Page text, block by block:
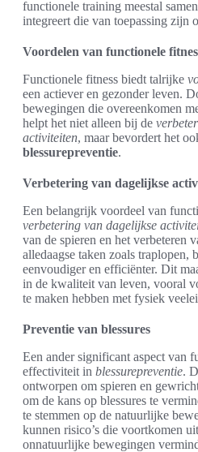
functionele training meestal
integreert die van toepassing zijn
Voordelen van functionele
Functionele fitness biedt talrijke
een actiever en gezonder leven.
bewegingen die overeenkomen
helpt het niet alleen bij de
activiteiten, maar bevordert het
blessurepreventie.
Verbetering van dagelijkse
Een belangrijk voordeel van
verbetering van dagelijkse
van de spieren en het verbeteren
alledaagse taken zoals traplopen,
eenvoudiger en efficiënter. Dit
in de kwaliteit van leven, vooral
te maken hebben met fysiek
Preventie van blessures
Een ander significant aspect van
effectiviteit in blessurepreventie.
ontworpen om spieren en
om de kans op blessures te
te stemmen op de natuurlijke
kunnen risico’s die voortkomen
onnatuurlijke bewegingen